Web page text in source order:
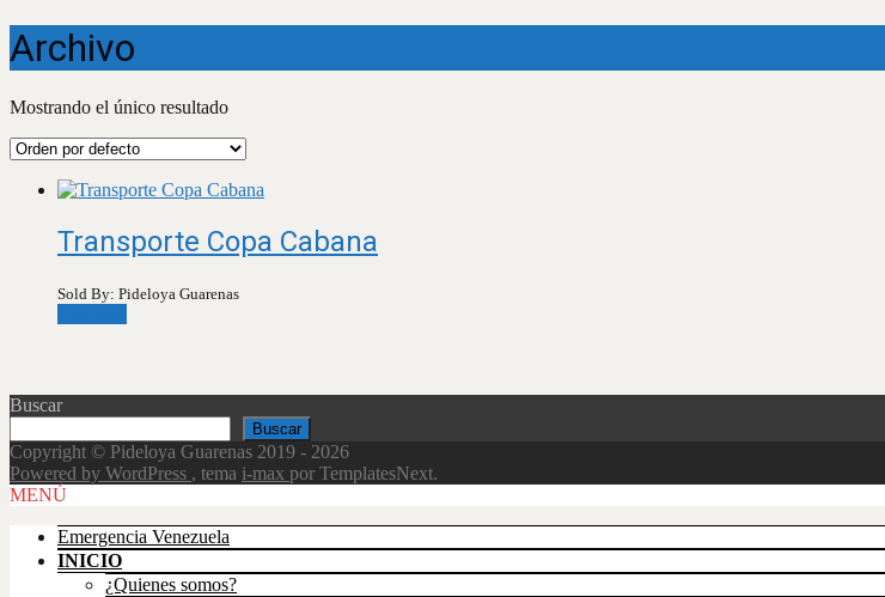
Archivo
Mostrando el único resultado
Transporte Copa Cabana
Sold By: Pideloya Guarenas
Buscar
Buscar
Copyright © Pideloya Guarenas 2019 - 2026
Powered by WordPress , tema i-max por TemplatesNext.
Scroll
MENÚ
Emergencia Venezuela
INICIO
¿Quienes somos?